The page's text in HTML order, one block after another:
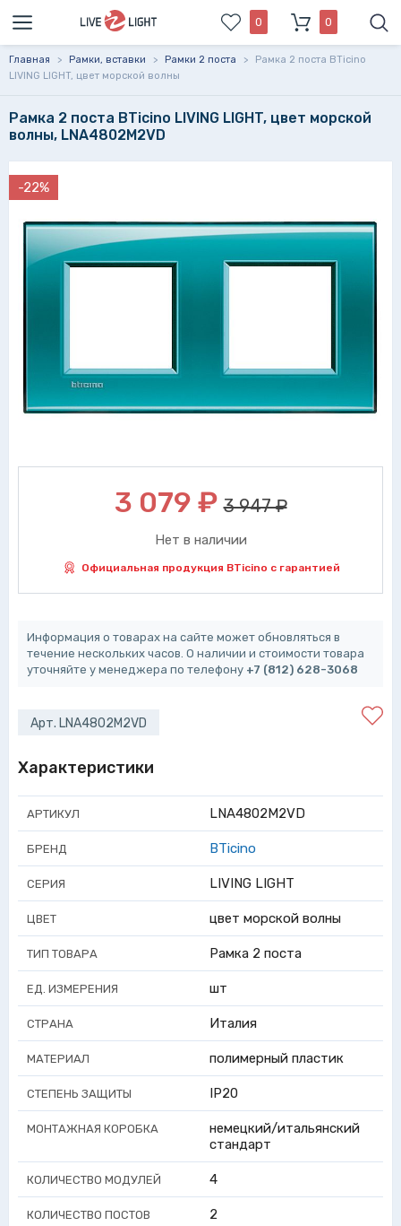
0 0
Главная > Рамки, вставки > Рамки 2 поста >
Рамка 2 поста BTicino
LIVING LIGHT, цвет морской волны
Рамка 2 поста BTicino LIVING LIGHT, цвет морской
волны, LNA4802M2VD
-22%
3 079 ₽ 3 947 ₽
Нет в наличии
Официальная продукция BTicino с гарантией
Информация о товарах на сайте может обновляться в
течение нескольких часов. О наличии и стоимости товара
уточняйте у менеджера по телефону +7 (812) 628-3068
Арт. LNA4802M2VD
Характеристики
АРТИКУЛ LNA4802M2VD
БРЕНД BTicino
СЕРИЯ LIVING LIGHT
ЦВЕТ цвет морской волны
ТИП ТОВАРА Рамка 2 поста
ЕД. ИЗМЕРЕНИЯ шт
СТРАНА Италия
МАТЕРИАЛ полимерный пластик
СТЕПЕНЬ ЗАЩИТЫ IP20
МОНТАЖНАЯ КОРОБКА
немецкий/итальянский
стандарт
КОЛИЧЕСТВО МОДУЛЕЙ 4
КОЛИЧЕСТВО ПОСТОВ 2